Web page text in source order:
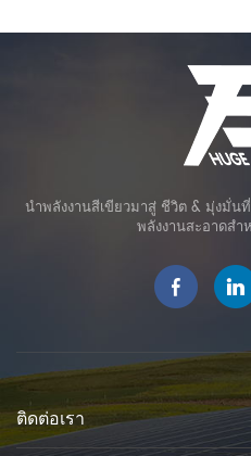
สำหรับโครงสร้างเพื่อให้มั่นใจถึง
นำพลังงานสีเขียวมาสู่ ชีวิต & มุ่งมั่
พลังงานสะอาดส
ติดต่อเรา